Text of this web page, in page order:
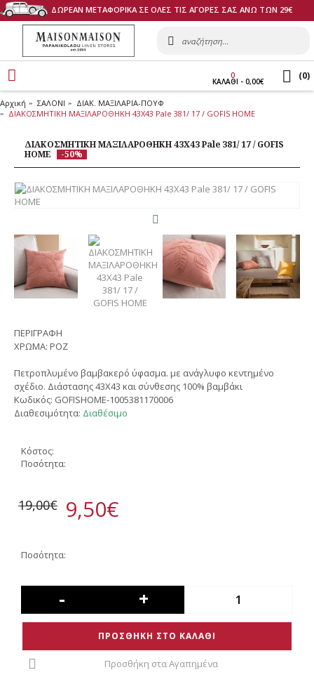
ΔΩΡΕΑΝ ΜΕΤΑΦΟΡΙΚΑ ΣΕ ΟΛΕΣ ΤΙΣ ΑΓΟΡΕΣ ΣΑΣ ΑΝΩ ΤΩΝ 29€
0
ΚΑΛΑΘI - 0,00€ (0)
Αρχική ΣΑΛΟΝΙ
ΔΙΑΚ. ΜΑΞΙΛΑΡΙΑ-ΠΟΥΦ
ΔΙΑΚΟΣΜΗΤΙΚΗ ΜΑΞΙΛΑΡΟΘΗΚΗ 43Χ43 Pale 381/ 17 / GOFIS HOME
ΔΙΑΚΟΣΜΗΤΙΚΗ ΜΑΞΙΛΑΡΟΘΗΚΗ 43Χ43 Pale 381/ 17 / GOFIS
HOME
-50%
ΠΕΡΙΓΡΑΦΗ
ΧΡΩΜΑ: ΡΟΖ
Πετροπλυμένο βαμβακερό ύφασμα. με ανάγλυφο κεντημένο
σχέδιο. Διάστασης 43Χ43 και σύνθεσης 100% βαμβάκι
Κωδικός: GOFISHOME-1005381170006
Διαθεσιμότητα: Διαθέσιμο
Κόστος:
Ποσότητα:
19,00€ 9,50€
Ποσότητα:
- +
ΠΡΟΣΘΗΚΗ ΣΤΟ ΚΑΛΑΘΙ
Προσθήκη στα Αγαπημένα